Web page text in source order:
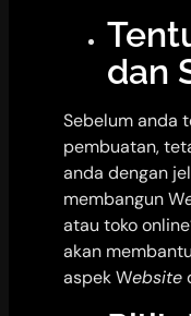
dan
Sebelum anda
pembuatan,
anda dengan
membangun W
atau toko
akan
aspek Website